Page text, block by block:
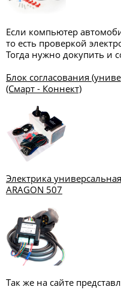
Если компьютер
то есть проверкой
Тогда нужно докупить и
Блок согласования
(Смарт - Коннект)
Электрика
ARAGON 507
Так же на сайте